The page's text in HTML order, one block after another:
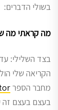
בשולי הדברים:
מה קראתי מה
בצד השלילי:
הקריאה שלי
מחבר הספר
בעצם בעצם זה